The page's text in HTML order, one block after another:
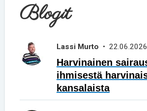
Blogit
Lassi Murto • 22.06.2026
Harvinainen
ihmisestä
kansalaista